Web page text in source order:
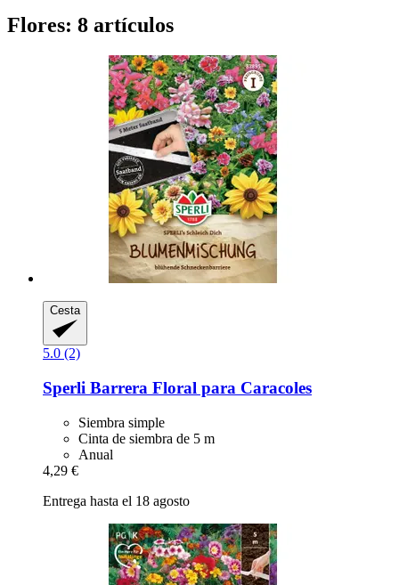
Flores: 8 artículos
Cesta
5.0 (2)
Sperli Barrera Floral para Caracoles
Siembra simple
Cinta de siembra de 5 m
Anual
4,29 €
Entrega hasta el 18 agosto